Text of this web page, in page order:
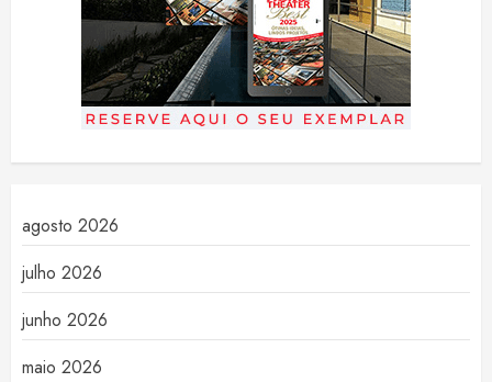
agosto 2026
julho 2026
junho 2026
maio 2026